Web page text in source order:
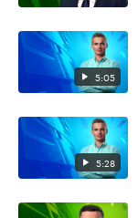
5:05
5:28